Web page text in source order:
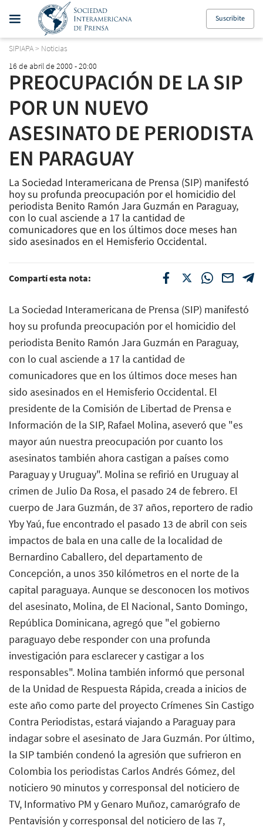
Suscribite
SIPIAPA> Noticias
16 de abril de 2000 - 20:00
PREOCUPACIÓN DE LA SIP
POR UN NUEVO
ASESINATO DE PERIODISTA
EN PARAGUAY
La Sociedad Interamericana de Prensa (SIP) manifestó
hoy su profunda preocupación por el homicidio del
periodista Benito Ramón Jara Guzmán en Paraguay,
con lo cual asciende a 17 la cantidad de
comunicadores que en los últimos doce meses han
sido asesinados en el Hemisferio Occidental.
Compartí esta nota:
La Sociedad Interamericana de Prensa (SIP) manifestó
hoy su profunda preocupación por el homicidio del
periodista Benito Ramón Jara Guzmán en Paraguay,
con lo cual asciende a 17 la cantidad de
comunicadores que en los últimos doce meses han
sido asesinados en el Hemisferio Occidental. El
presidente de la Comisión de Libertad de Prensa e
Información de la SIP, Rafael Molina, aseveró que "es
mayor aún nuestra preocupación por cuanto los
asesinatos también ahora castigan a países como
Paraguay y Uruguay". Molina se refirió en Uruguay al
crimen de Julio Da Rosa, el pasado 24 de febrero. El
cuerpo de Jara Guzmán, de 37 años, reportero de radio
Yby Yaú, fue encontrado el pasado 13 de abril con seis
impactos de bala en una calle de la localidad de
Bernardino Caballero, del departamento de
Concepción, a unos 350 kilómetros en el norte de la
capital paraguaya. Aunque se desconocen los motivos
del asesinato, Molina, de El Nacional, Santo Domingo,
República Dominicana, agregó que "el gobierno
paraguayo debe responder con una profunda
investigación para esclarecer y castigar a los
responsables". Molina también informó que personal
de la Unidad de Respuesta Rápida, creada a inicios de
este año como parte del proyecto Crímenes Sin Castigo
Contra Periodistas, estará viajando a Paraguay para
indagar sobre el asesinato de Jara Guzmán. Por último,
la SIP también condenó la agresión que sufrieron en
Colombia los periodistas Carlos Andrés Gómez, del
noticiero 90 minutos y corresponsal del noticiero de
TV, Informativo PM y Genaro Muñoz, camarógrafo de
Pentavisión y corresponsal del noticiero de las 7,